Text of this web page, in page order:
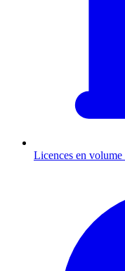
Licences en volume